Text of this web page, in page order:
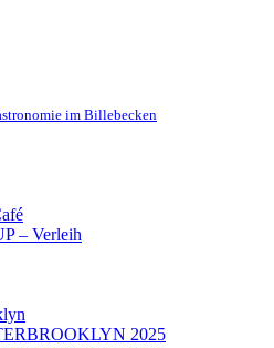
im Billebecken
– Verleih
2025